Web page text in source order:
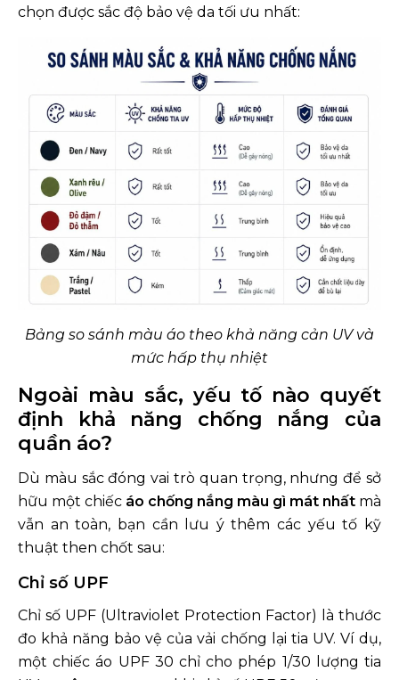
chọn được sắc độ bảo vệ da tối ưu nhất:
Bảng so sánh màu áo theo khả năng cản UV và
mức hấp thụ nhiệt
Ngoài màu sắc, yếu tố nào quyết
định khả năng chống nắng của
quần áo?
Dù màu sắc đóng vai trò quan trọng, nhưng để sở
hữu một chiếc áo chống nắng màu gì mát nhất mà
vẫn an toàn, bạn cần lưu ý thêm các yếu tố kỹ
thuật then chốt sau:
Chỉ số UPF
Chỉ số UPF (Ultraviolet Protection Factor) là thước
đo khả năng bảo vệ của vải chống lại tia UV. Ví dụ,
một chiếc áo UPF 30 chỉ cho phép 1/30 lượng tia